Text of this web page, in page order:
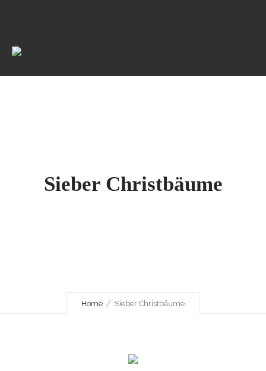
Sieber Christbäume
Home Sieber Christbäume